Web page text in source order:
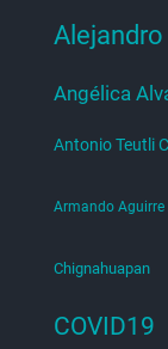
Angélica
Antonio Teutli
Armando
Chignahuapan
COVID19